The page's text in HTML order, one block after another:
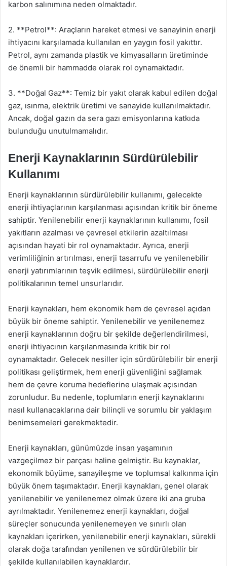
karbon salınımına neden olmaktadır.
2. **Petrol**: Araçların hareket etmesi ve sanayinin enerji
ihtiyacını karşılamada kullanılan en yaygın fosil yakıttır.
Petrol, aynı zamanda plastik ve kimyasalların üretiminde
de önemli bir hammadde olarak rol oynamaktadır.
3. **Doğal Gaz**: Temiz bir yakıt olarak kabul edilen doğal
gaz, ısınma, elektrik üretimi ve sanayide kullanılmaktadır.
Ancak, doğal gazın da sera gazı emisyonlarına katkıda
bulunduğu unutulmamalıdır.
Enerji Kaynaklarının Sürdürülebilir
Kullanımı
Enerji kaynaklarının sürdürülebilir kullanımı, gelecekte
enerji ihtiyaçlarının karşılanması açısından kritik bir öneme
sahiptir. Yenilenebilir enerji kaynaklarının kullanımı, fosil
yakıtların azalması ve çevresel etkilerin azaltılması
açısından hayati bir rol oynamaktadır. Ayrıca, enerji
verimliliğinin artırılması, enerji tasarrufu ve yenilenebilir
enerji yatırımlarının teşvik edilmesi, sürdürülebilir enerji
politikalarının temel unsurlarıdır.
Enerji kaynakları, hem ekonomik hem de çevresel açıdan
büyük bir öneme sahiptir. Yenilenebilir ve yenilenemez
enerji kaynaklarının doğru bir şekilde değerlendirilmesi,
enerji ihtiyacının karşılanmasında kritik bir rol
oynamaktadır. Gelecek nesiller için sürdürülebilir bir enerji
politikası geliştirmek, hem enerji güvenliğini sağlamak
hem de çevre koruma hedeflerine ulaşmak açısından
zorunludur. Bu nedenle, toplumların enerji kaynaklarını
nasıl kullanacaklarına dair bilinçli ve sorumlu bir yaklaşım
benimsemeleri gerekmektedir.
Enerji kaynakları, günümüzde insan yaşamının
vazgeçilmez bir parçası haline gelmiştir. Bu kaynaklar,
ekonomik büyüme, sanayileşme ve toplumsal kalkınma için
büyük önem taşımaktadır. Enerji kaynakları, genel olarak
yenilenebilir ve yenilenemez olmak üzere iki ana gruba
ayrılmaktadır. Yenilenemez enerji kaynakları, doğal
süreçler sonucunda yenilenemeyen ve sınırlı olan
kaynakları içerirken, yenilenebilir enerji kaynakları, sürekli
olarak doğa tarafından yenilenen ve sürdürülebilir bir
şekilde kullanılabilen kaynaklardır.